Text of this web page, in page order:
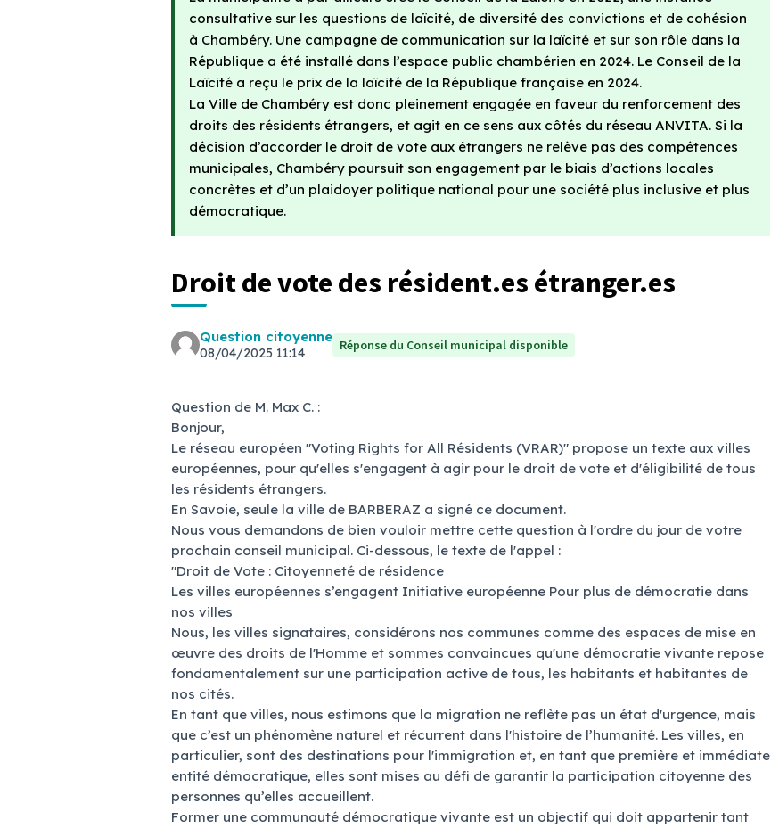
consultative sur les questions de laïcité, de diversité des convictions et de cohésion
à Chambéry. Une campagne de communication sur la laïcité et sur son rôle dans la
République a été installé dans l’espace public chambérien en 2024. Le Conseil de la
Laïcité a reçu le prix de la laïcité de la République française en 2024.
La Ville de Chambéry est donc pleinement engagée en faveur du renforcement des
droits des résidents étrangers, et agit en ce sens aux côtés du réseau ANVITA. Si la
décision d’accorder le droit de vote aux étrangers ne relève pas des compétences
municipales, Chambéry poursuit son engagement par le biais d’actions locales
concrètes et d’un plaidoyer politique national pour une société plus inclusive et plus
démocratique.
Droit de vote des résident.es étranger.es
Question citoyenne
08/04/2025 11:14 Réponse du Conseil municipal disponible
Question de M. Max C. :
Bonjour,
Le réseau européen "Voting Rights for All Résidents (VRAR)" propose un texte aux villes
européennes, pour qu'elles s'engagent à agir pour le droit de vote et d'éligibilité de tous
les résidents étrangers.
En Savoie, seule la ville de BARBERAZ a signé ce document.
Nous vous demandons de bien vouloir mettre cette question à l'ordre du jour de votre
prochain conseil municipal. Ci-dessous, le texte de l'appel :
"Droit de Vote : Citoyenneté de résidence
Les villes européennes s’engagent Initiative européenne Pour plus de démocratie dans
nos villes
Nous, les villes signataires, considérons nos communes comme des espaces de mise en
œuvre des droits de l'Homme et sommes convaincues qu'une démocratie vivante repose
fondamentalement sur une participation active de tous, les habitants et habitantes de
nos cités.
En tant que villes, nous estimons que la migration ne reflète pas un état d'urgence, mais
que c’est un phénomène naturel et récurrent dans l'histoire de l’humanité. Les villes, en
particulier, sont des destinations pour l'immigration et, en tant que première et immédiate
entité démocratique, elles sont mises au défi de garantir la participation citoyenne des
personnes qu’elles accueillent.
Former une communauté démocratique vivante est un objectif qui doit appartenir tant